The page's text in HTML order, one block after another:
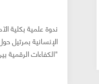
numériques en
et sociales au Maroc :
pour la recherche
scientifique
ندوة علمية بكلية
الإنسانية بمرتيل
"الكفاءات الرقمية